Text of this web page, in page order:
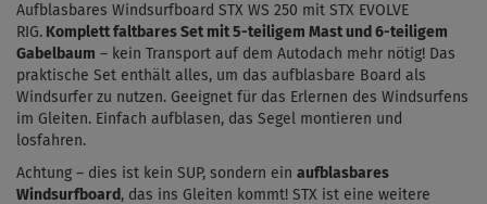
Aufblasbares Windsurfboard STX WS 250 mit STX EVOLVE
RIG. Komplett faltbares Set mit 5-teiligem Mast und 6-teiligem
Gabelbaum – kein Transport auf dem Autodach mehr nötig! Das
praktische Set enthält alles, um das aufblasbare Board als
Windsurfer zu nutzen. Geeignet für das Erlernen des Windsurfens
im Gleiten. Einfach aufblasen, das Segel montieren und
losfahren.
Achtung – dies ist kein SUP, sondern ein aufblasbares
Windsurfboard , das ins Gleiten kommt! STX ist eine weitere